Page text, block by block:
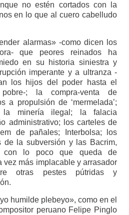
no estén cortados con la
en lo que al cuero cabelludo
alarmas» -como dicen los
que peores reinados ha
en su historia siniestra y
imperante y a ultranza -
los hijos del poder hasta el
; la compra-venta de
a propulsión de ‘mermelada’;
la minería ilegal; la falacia
administrativo; los carteles de
de pañales; Interbolsa; los
de la subversión y las Bacrim,
con lo poco que queda de
vez más implacable y arrasador
otras pestes pútridas y
humilde plebeyo», como en el
peruano Felipe Pinglo